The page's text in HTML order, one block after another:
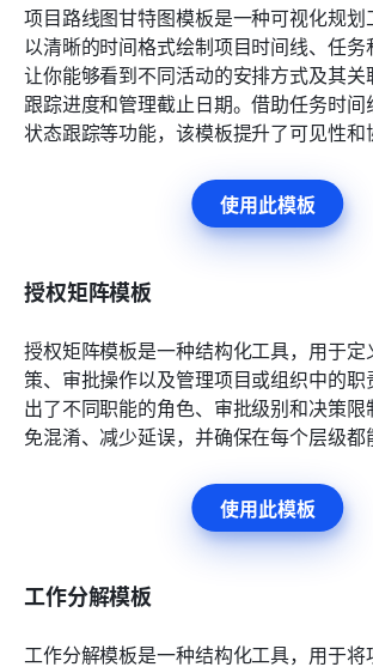
项目路线图甘特图模板是一种可视化规划
以清晰的时间格式绘制项目时间线、任务
让你能够看到不同活动的安排方式及其关
跟踪进度和管理截止日期。借助任务时间
状态跟踪等功能，该模板提升了可见性和
使用此模板
授权矩阵模板
授权矩阵模板是一种结构化工具，用于
策、审批操作以及管理项目或组织中的职
出了不同职能的角色、审批级别和决策
免混淆、减少延误，并确保在每个层级都
使用此模板
工作分解模板
工作分解模板是一种结构化工具，用于将